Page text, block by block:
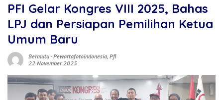
‎PFI Gelar Kongres VIII 2025, Bahas
LPJ dan Persiapan Pemilihan Ketua
Umum Baru
Bermutu -Pewartafotoindonesia, Pfi
22 November 2025